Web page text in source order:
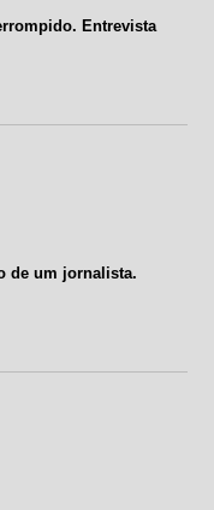
Entrevista
de um jornalista.